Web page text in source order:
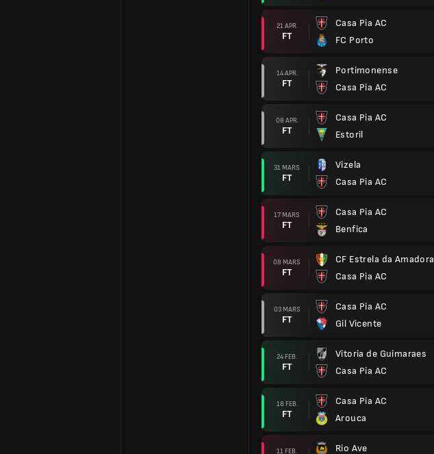
21 APR.
FT
Casa Pia AC
FC Porto
14 APR.
FT
Portimonense
Casa Pia AC
08 APR.
FT
Casa Pia AC
Estoril
31 MARS
FT
Vizela
Casa Pia AC
17 MARS
FT
Casa Pia AC
Benfica
08 MARS
FT
CF Estrela da Amadora
Casa Pia AC
03 MARS
FT
Casa Pia AC
Gil Vicente
24 FEB.
FT
Vitoria de Guimaraes
Casa Pia AC
18 FEB.
FT
Casa Pia AC
Arouca
11 FEB. Rio Ave